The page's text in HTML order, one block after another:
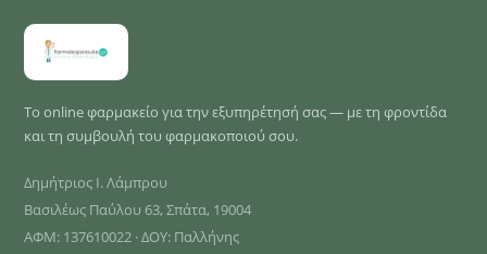
Το online φαρμακείο για την εξυπηρέτησή σας — με τη φροντίδα
και τη συμβουλή του φαρμακοποιού σου.
Δημήτριος Ι. Λάμπρου
Βασιλέως Παύλου 63, Σπάτα, 19004
ΑΦΜ: 137610022 · ΔΟΥ: Παλλήνης